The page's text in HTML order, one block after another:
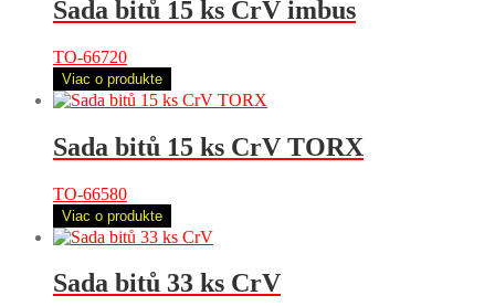
Sada bitů 15 ks CrV imbus
TO-66720
Viac o produkte
Sada bitů 15 ks CrV TORX
TO-66580
Viac o produkte
Sada bitů 33 ks CrV